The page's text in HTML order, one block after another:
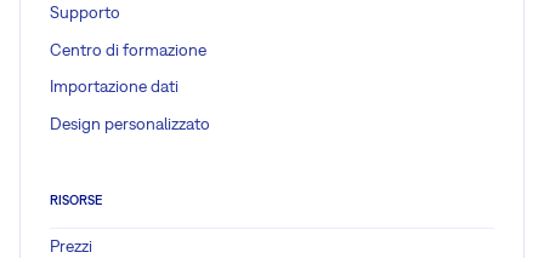
Supporto
Centro di formazione
Importazione dati
Design personalizzato
RISORSE
Prezzi